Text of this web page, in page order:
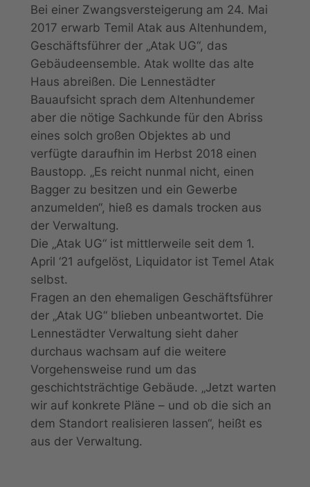
Bei einer Zwangsversteigerung am 24. Mai
2017 erwarb Temil Atak aus Altenhundem,
Geschäftsführer der „Atak UG“, das
Gebäudeensemble. Atak wollte das alte
Haus abreißen. Die Lennestädter
Bauaufsicht sprach dem Altenhundemer
aber die nötige Sachkunde für den Abriss
eines solch großen Objektes ab und
verfügte daraufhin im Herbst 2018 einen
Baustopp. „Es reicht nunmal nicht, einen
Bagger zu besitzen und ein Gewerbe
anzumelden“, hieß es damals trocken aus
der Verwaltung.
Die „Atak UG“ ist mittlerweile seit dem 1.
April ‘21 aufgelöst, Liquidator ist Temel Atak
selbst.
Fragen an den ehemaligen Geschäftsführer
der „Atak UG“ blieben unbeantwortet. Die
Lennestädter Verwaltung sieht daher
durchaus wachsam auf die weitere
Vorgehensweise rund um das
geschichtsträchtige Gebäude. „Jetzt warten
wir auf konkrete Pläne – und ob die sich an
dem Standort realisieren lassen“, heißt es
aus der Verwaltung.